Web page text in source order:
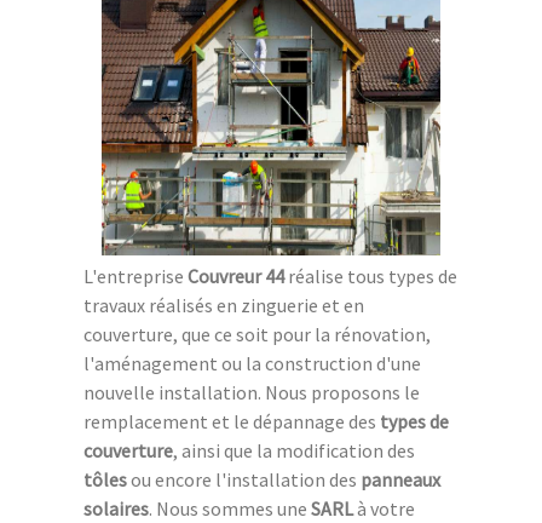
L'entreprise Couvreur 44réalise tous types de
travaux réalisés en zinguerie et en
couverture, que ce soit pour la rénovation,
l'aménagement ou la construction d'une
nouvelle installation. Nous proposons le
remplacement et le dépannage des types de
couverture, ainsi que la modification des
tôlesou encore l'installation des panneaux
solaires. Nous sommes une SARLà votre